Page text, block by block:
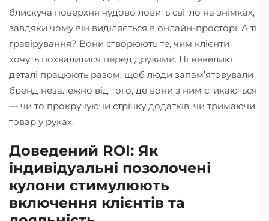
блискуча поверхня чудово ловить світло на знімках,
завдяки чому він виділяється в онлайн-просторі. А ті
гравірування? Вони створюють те, чим клієнти
хочуть похвалитися перед друзями. Ці невеликі
деталі працюють разом, щоб люди запам’ятовували
бренд незалежно від того, де вони з ним стикаються
— чи то прокручуючи стрічку додатків, чи тримаючи
товар у руках.
Доведений ROI: Як
індивідуальні позолочені
кулони стимулюють
включення клієнтів та